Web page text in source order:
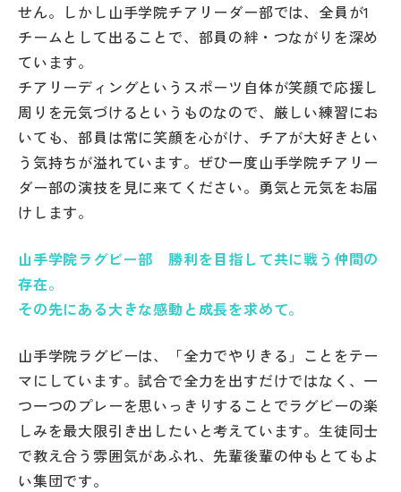
せん。しかし山手学院チアリーダー部では、全員が1
チームとして出ることで、部員の絆・つながりを深め
ています。
チアリーディングというスポーツ自体が笑顔で応援し
周りを元気づけるというものなので、厳しい練習にお
いても、部員は常に笑顔を心がけ、チアが大好きとい
う気持ちが溢れています。ぜひ一度山手学院チアリー
ダー部の演技を見に来てください。勇気と元気をお届
けします。
山手学院ラグビー部 勝利を目指して共に戦う仲間の
存在。
その先にある大きな感動と成長を求めて。
山手学院ラグビーは、「全力でやりきる」ことをテー
マにしています。試合で全力を出すだけではなく、一
つ一つのプレーを思いっきりすることでラグビーの楽
しみを最大限引き出したいと考えています。生徒同士
で教え合う雰囲気があふれ、先輩後輩の仲もとてもよ
い集団です。